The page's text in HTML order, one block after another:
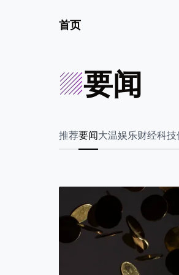
首页
要闻
推荐 要闻 大温 娱乐 财经 科技